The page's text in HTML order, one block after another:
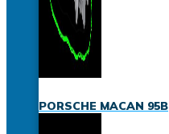
PORSCHE MACAN 95B